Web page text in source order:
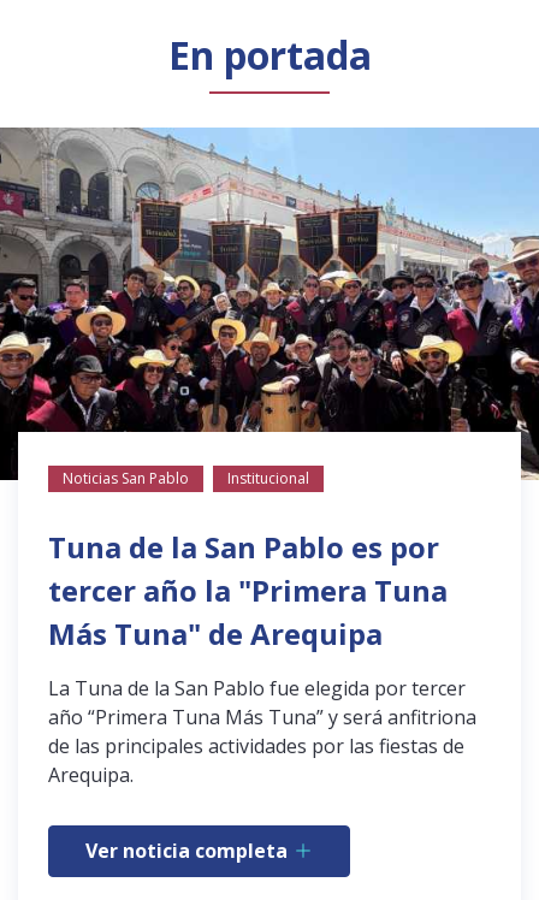
En portada
Noticias San Pablo Institucional
Tuna de la San Pablo es por
tercer año la "Primera Tuna
Más Tuna" de Arequipa
La Tuna de la San Pablo fue elegida por tercer
año “Primera Tuna Más Tuna” y será anfitriona
de las principales actividades por las fiestas de
Arequipa.
Ver noticia completa